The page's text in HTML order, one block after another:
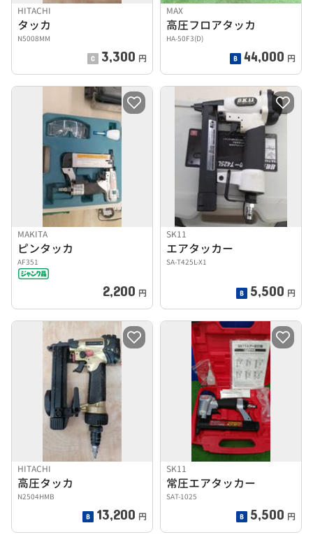
HITACHI
タッカ
N5008MM
3,300 円
MAX
高圧フロアタッカ
HA-50F3(D)
44,000 円
MAKITA
ピンタッカ
AF351
2,200 円
SK11
エアタッカー
SA-T425L-X1
5,500 円
HITACHI
高圧タッカ
N2504HMB
13,200 円
SK11
常圧エアタッカー
SAT-1025
5,500 円